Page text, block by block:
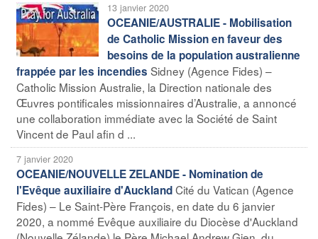
13 janvier 2020
OCEANIE/AUSTRALIE - Mobilisation
de Catholic Mission en faveur des
besoins de la population australienne
frappée par les incendies Sidney (Agence Fides) –
Catholic Mission Australie, la Direction nationale des
Œuvres pontificales missionnaires d’Australie, a annoncé
une collaboration immédiate avec la Société de Saint
Vincent de Paul afin d ...
7 janvier 2020
OCEANIE/NOUVELLE ZELANDE - Nomination de
l'Evêque auxiliaire d'AucklandCité du Vatican (Agence
Fides) – Le Saint-Père François, en date du 6 janvier
2020, a nommé Evêque auxiliaire du Diocèse d'Auckland